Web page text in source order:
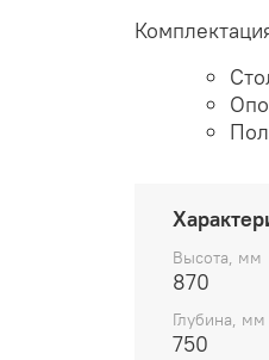
Высота, мм
870
Глубина, мм
750